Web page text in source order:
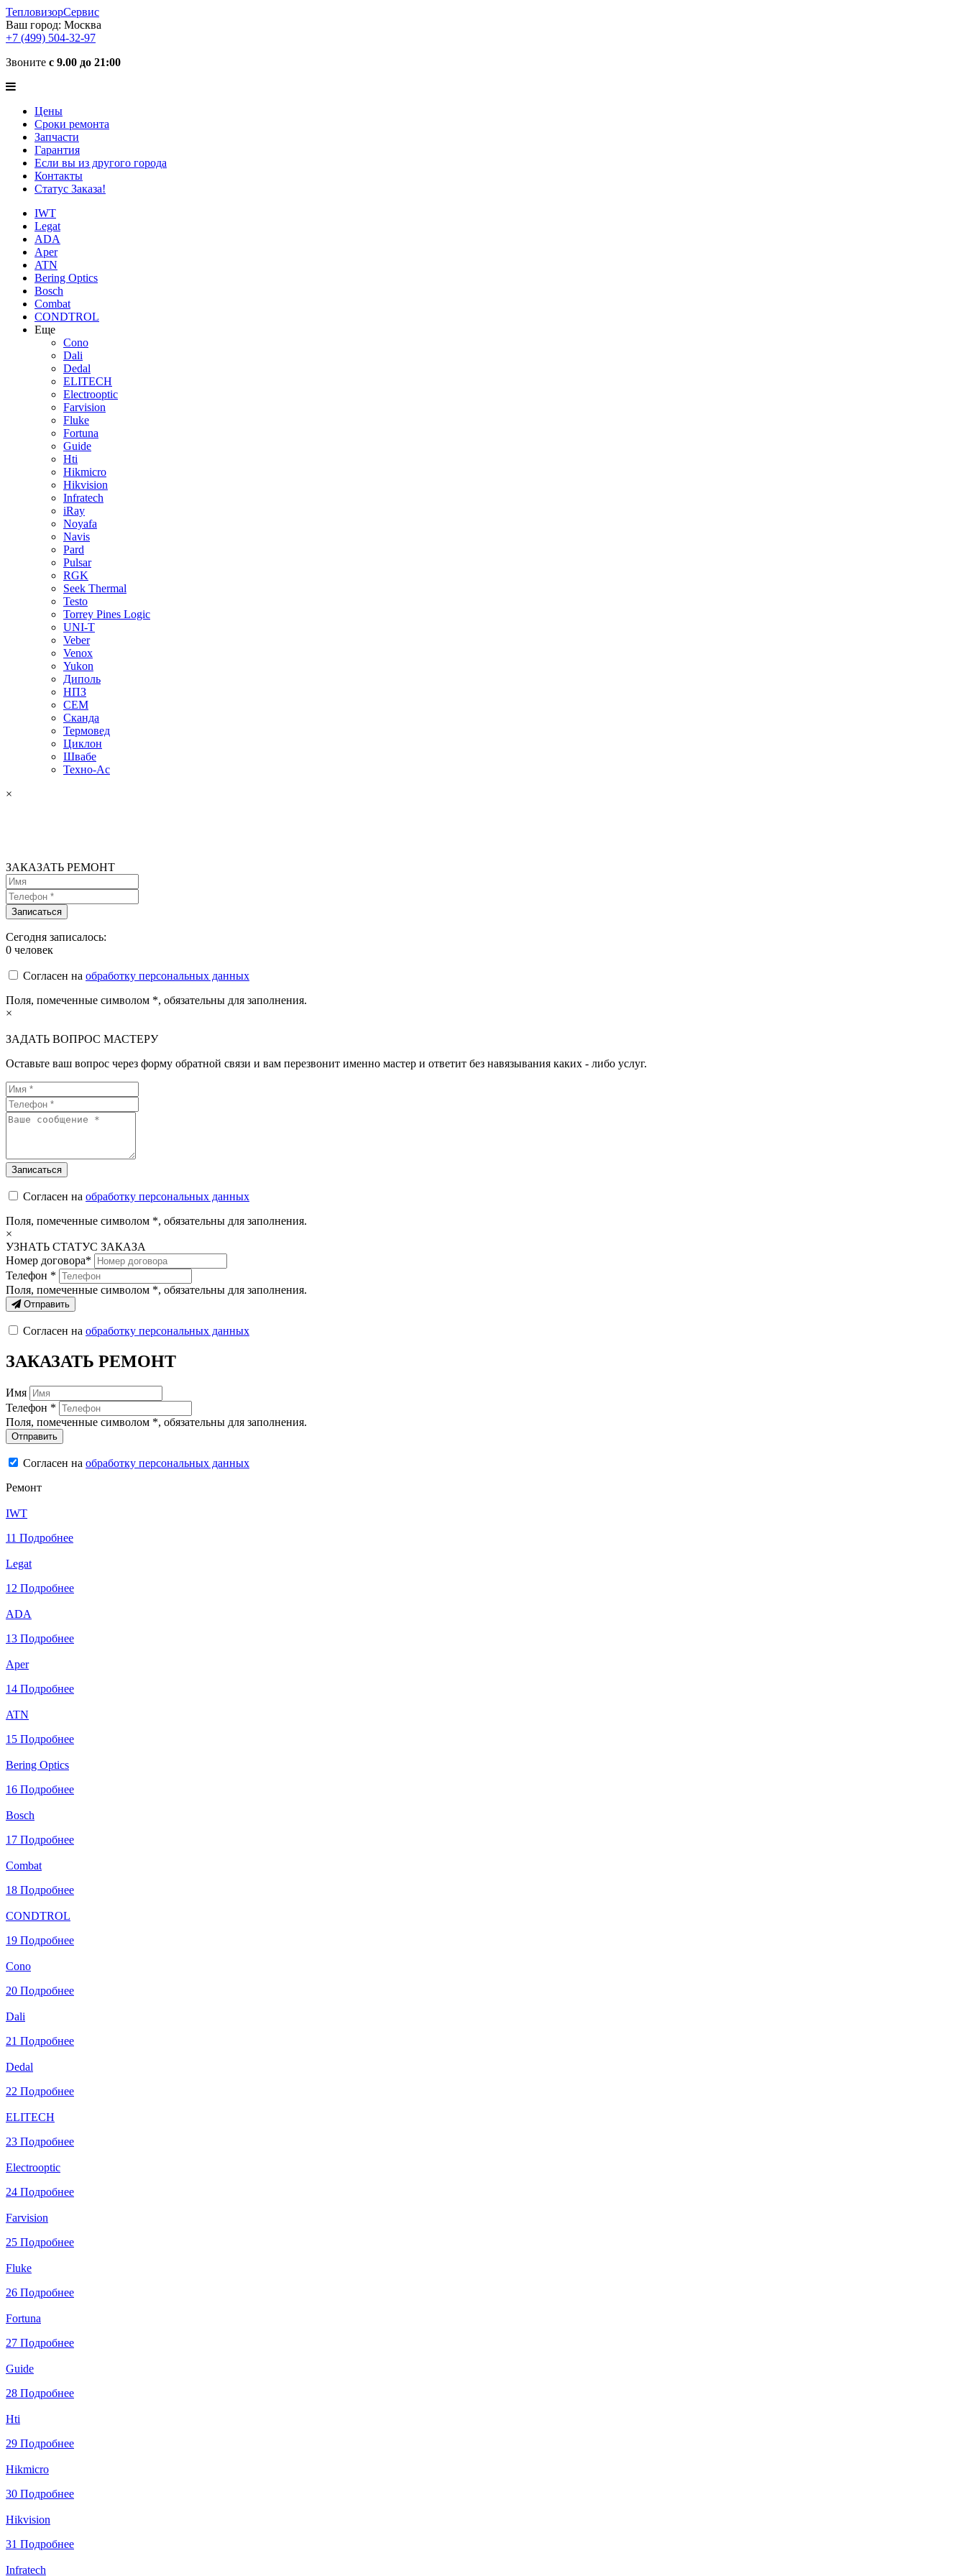
ТепловизорСервис
Ваш город: Москва
+7 (499) 504-32-97
Звоните с 9.00 до 21:00
Цены
Сроки ремонта
Запчасти
Гарантия
Если вы из другого города
Контакты
Статус Заказа!
IWT
Legat
ADA
Aper
ATN
Bering Optics
Bosch
Combat
CONDTROL
Еще
Cono
Dali
Dedal
ELITECH
Electrooptic
Farvision
Fluke
Fortuna
Guide
Hti
Hikmicro
Hikvision
Infratech
iRay
Noyafa
Navis
Pard
Pulsar
RGK
Seek Thermal
Testo
Torrey Pines Logic
UNI-T
Veber
Venox
Yukon
Диполь
НПЗ
СЕМ
Сканда
Термовед
Циклон
Швабе
Техно-Ас
×
ЗАКАЗАТЬ РЕМОНТ
Сегодня записалось:
0 человек
Согласен на обработку персональных данных
Поля, помеченные символом *, обязательны для заполнения.
×
ЗАДАТЬ ВОПРОС МАСТЕРУ
Оставьте ваш вопрос через форму обратной связи и вам перезвонит именно мастер и ответит без навязывания каких - либо услуг.
Согласен на обработку персональных данных
Поля, помеченные символом *, обязательны для заполнения.
×
УЗНАТЬ СТАТУС ЗАКАЗА
Номер договора*
Телефон *
Поля, помеченные символом *, обязательны для заполнения.
Отправить
Согласен на обработку персональных данных
ЗАКАЗАТЬ РЕМОНТ
Имя
Телефон *
Поля, помеченные символом *, обязательны для заполнения.
Согласен на обработку персональных данных
Ремонт
IWT
11 Подробнее
Legat
12 Подробнее
ADA
13 Подробнее
Aper
14 Подробнее
ATN
15 Подробнее
Bering Optics
16 Подробнее
Bosch
17 Подробнее
Combat
18 Подробнее
CONDTROL
19 Подробнее
Cono
20 Подробнее
Dali
21 Подробнее
Dedal
22 Подробнее
ELITECH
23 Подробнее
Electrooptic
24 Подробнее
Farvision
25 Подробнее
Fluke
26 Подробнее
Fortuna
27 Подробнее
Guide
28 Подробнее
Hti
29 Подробнее
Hikmicro
30 Подробнее
Hikvision
31 Подробнее
Infratech